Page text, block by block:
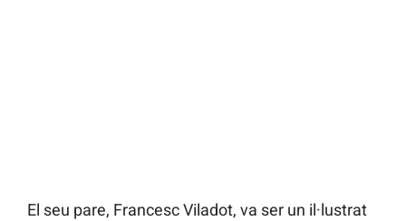
El seu pare, Francesc Viladot, va ser un il·lustrat